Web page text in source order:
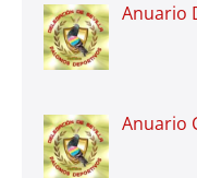
Anuario
Anuario